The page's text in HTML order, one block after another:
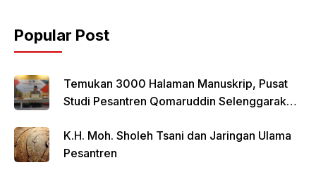
Popular Post
Temukan 3000 Halaman Manuskrip, Pusat
Studi Pesantren Qomaruddin Selenggarakan
K.H. Moh. Sholeh Tsani dan Jaringan Ulama
Pesantren